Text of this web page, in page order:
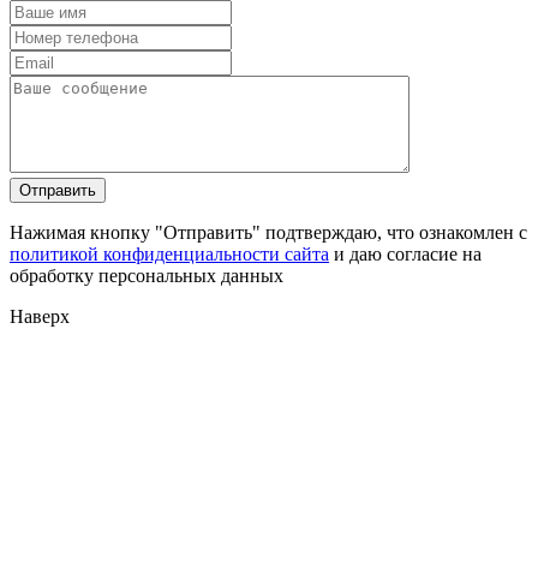
Нажимая кнопку "Отправить" подтверждаю, что ознакомлен с
политикой конфиденциальности сайта и даю согласие на
обработку персональных данных
Наверх